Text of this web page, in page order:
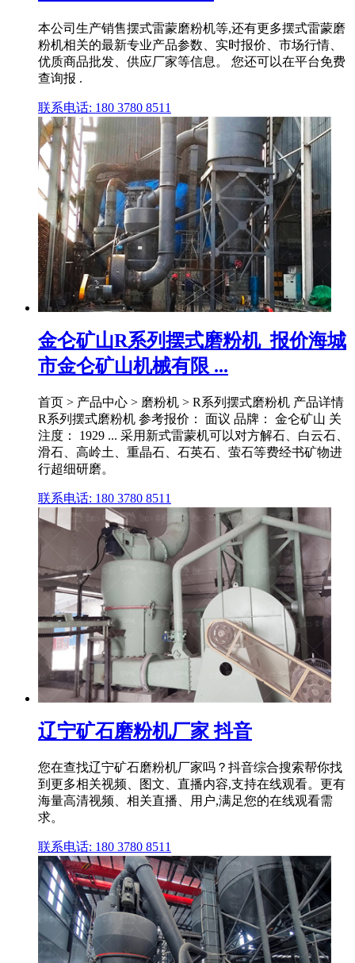
本公司生产销售摆式雷蒙磨粉机等,还有更多摆式雷蒙磨
粉机相关的最新专业产品参数、实时报价、市场行情、
优质商品批发、供应厂家等信息。 您还可以在平台免费
查询报 .
联系电话: 180 3780 8511
金仑矿山R系列摆式磨粉机_报价海城
市金仑矿山机械有限 ...
首页 > 产品中心 > 磨粉机 > R系列摆式磨粉机 产品详情
R系列摆式磨粉机 参考报价： 面议 品牌： 金仑矿山 关
注度： 1929 ... 采用新式雷蒙机可以对方解石、白云石、
滑石、高岭土、重晶石、石英石、萤石等费经书矿物进
行超细研磨。
联系电话: 180 3780 8511
辽宁矿石磨粉机厂家 抖音
您在查找辽宁矿石磨粉机厂家吗？抖音综合搜索帮你找
到更多相关视频、图文、直播内容,支持在线观看。更有
海量高清视频、相关直播、用户,满足您的在线观看需
求。
联系电话: 180 3780 8511